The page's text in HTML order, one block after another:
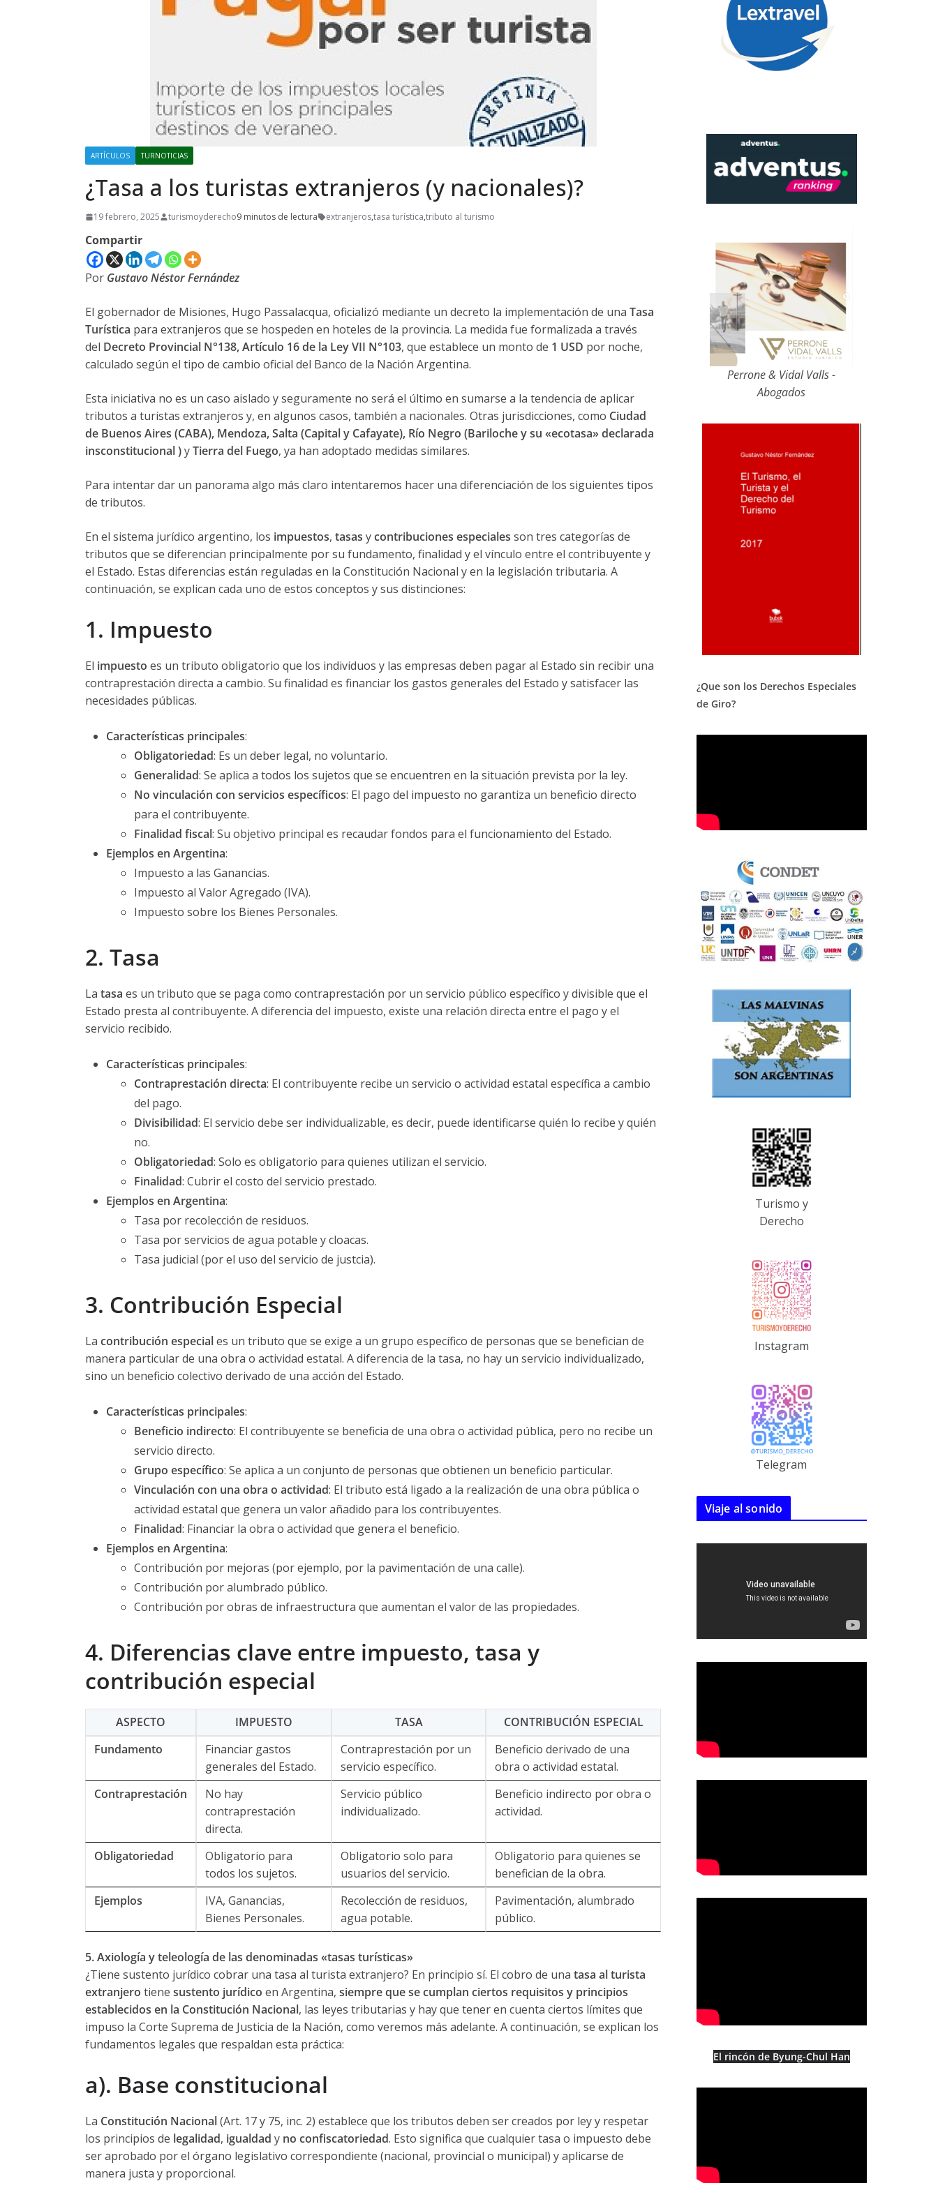
ARTÍCULOS TURNOTICIAS
¿Tasa a los turistas extranjeros (y nacionales)?
19 febrero, 2025 turismoyderecho9 minutos de lectura extranjeros,tasa turística,tributo al turismo
Compartir
Por Gustavo Néstor Fernández
El gobernador de Misiones, Hugo Passalacqua, oficializó mediante un decreto la implementación de una Tasa
Turística para extranjeros que se hospeden en hoteles de la provincia. La medida fue formalizada a través
del Decreto Provincial N°138, Artículo 16 de la Ley VII N°103, que establece un monto de 1 USD por noche,
calculado según el tipo de cambio oficial del Banco de la Nación Argentina.
Esta iniciativa no es un caso aislado y seguramente no será el último en sumarse a la tendencia de aplicar
tributos a turistas extranjeros y, en algunos casos, también a nacionales. Otras jurisdicciones, como Ciudad
de Buenos Aires (CABA), Mendoza, Salta (Capital y Cafayate), Río Negro (Bariloche y su «ecotasa» declarada
insconstitucional )yTierra del Fuego, ya han adoptado medidas similares.
Para intentar dar un panorama algo más claro intentaremos hacer una diferenciación de los siguientes tipos
de tributos.
En el sistema jurídico argentino, los impuestos, tasas ycontribuciones especiales son tres categorías de
tributos que se diferencian principalmente por su fundamento, finalidad y el vínculo entre el contribuyente y
el Estado. Estas diferencias están reguladas en la Constitución Nacional y en la legislación tributaria. A
continuación, se explican cada uno de estos conceptos y sus distinciones:
1. Impuesto
El impuesto es un tributo obligatorio que los individuos y las empresas deben pagar al Estado sin recibir una
contraprestación directa a cambio. Su finalidad es financiar los gastos generales del Estado y satisfacer las
necesidades públicas.
Características principales:
Obligatoriedad: Es un deber legal, no voluntario.
Generalidad: Se aplica a todos los sujetos que se encuentren en la situación prevista por la ley.
No vinculación con servicios específicos: El pago del impuesto no garantiza un beneficio directo
para el contribuyente.
Finalidad fiscal: Su objetivo principal es recaudar fondos para el funcionamiento del Estado.
Ejemplos en Argentina:
Impuesto a las Ganancias.
Impuesto al Valor Agregado (IVA).
Impuesto sobre los Bienes Personales.
2. Tasa
La tasa es un tributo que se paga como contraprestación por un servicio público específico y divisible que el
Estado presta al contribuyente. A diferencia del impuesto, existe una relación directa entre el pago y el
servicio recibido.
Características principales:
Contraprestación directa: El contribuyente recibe un servicio o actividad estatal específica a cambio
del pago.
Divisibilidad: El servicio debe ser individualizable, es decir, puede identificarse quién lo recibe y quién
no.
Obligatoriedad: Solo es obligatorio para quienes utilizan el servicio.
Finalidad: Cubrir el costo del servicio prestado.
Ejemplos en Argentina:
Tasa por recolección de residuos.
Tasa por servicios de agua potable y cloacas.
Tasa judicial (por el uso del servicio de justcia).
3. Contribución Especial
La contribución especiales un tributo que se exige a un grupo específico de personas que se benefician de
manera particular de una obra o actividad estatal. A diferencia de la tasa, no hay un servicio individualizado,
sino un beneficio colectivo derivado de una acción del Estado.
Características principales:
Beneficio indirecto: El contribuyente se beneficia de una obra o actividad pública, pero no recibe un
servicio directo.
Grupo específico: Se aplica a un conjunto de personas que obtienen un beneficio particular.
Vinculación con una obra o actividad: El tributo está ligado a la realización de una obra pública o
actividad estatal que genera un valor añadido para los contribuyentes.
Finalidad: Financiar la obra o actividad que genera el beneficio.
Ejemplos en Argentina:
Contribución por mejoras (por ejemplo, por la pavimentación de una calle).
Contribución por alumbrado público.
Contribución por obras de infraestructura que aumentan el valor de las propiedades.
4. Diferencias clave entre impuesto, tasa y
contribución especial
ASPECTO IMPUESTO TASA
CONTRIBUCIÓN ESPECIAL
Fundamento
Financiar gastos
generales del Estado.
Contraprestación por un
servicio específico.
Beneficio derivado de una
obra o actividad estatal.
Contraprestación
No hay
contraprestación
directa.
Servicio público
individualizado.
Beneficio indirecto por obra o
actividad.
Obligatoriedad
Obligatorio para
todos los sujetos.
Obligatorio solo para
usuarios del servicio.
Obligatorio para quienes se
benefician de la obra.
Ejemplos
IVA, Ganancias,
Bienes Personales.
Recolección de residuos,
agua potable.
Pavimentación, alumbrado
público.
5. Axiología y teleología de las denominadas «tasas turísticas»
¿Tiene sustento jurídico cobrar una tasa al turista extranjero? En principio sí. El cobro de una tasa al turista
extranjero tiene sustento jurídico en Argentina, siempre que se cumplan ciertos requisitos y principios
establecidos en la Constitución Nacional, las leyes tributarias y hay que tener en cuenta ciertos límites que
impuso la Corte Suprema de Justicia de la Nación, como veremos más adelante. A continuación, se explican los
fundamentos legales que respaldan esta práctica:
a). Base constitucional
La Constitución Nacional(Art. 17 y 75, inc. 2) establece que los tributos deben ser creados por ley y respetar
los principios de legalidad, igualdad y no confiscatoriedad. Esto significa que cualquier tasa o impuesto debe
ser aprobado por el órgano legislativo correspondiente (nacional, provincial o municipal) y aplicarse de
manera justa y proporcional.
Perrone & Vidal Valls -
Abogados
¿Que son los Derechos Especiales
de Giro?
Turismo y
Derecho
Instagram
Telegram
Viaje al sonido
El rincón de Byung-Chul Han